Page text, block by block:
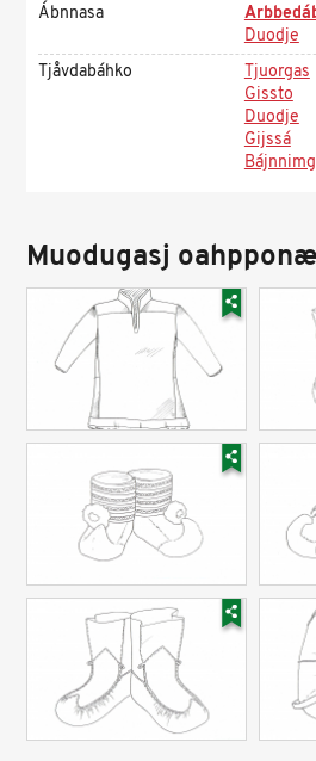
Ábnnasa
Duodje
Tjåvdabáhko
Tjuorgas
Gissto
Duodje
Gijssá
Muodugasj